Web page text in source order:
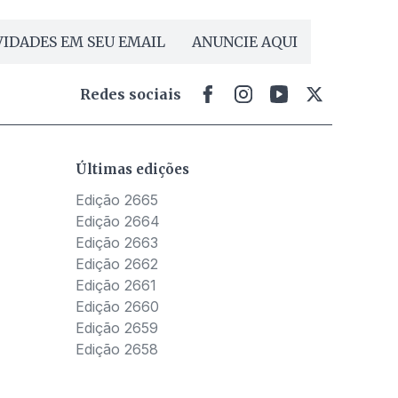
EM SEU EMAIL ANUNCIE AQUI
Redes sociais
Últimas edições
Edição 2665
Edição 2664
Edição 2663
Edição 2662
Edição 2661
Edição 2660
Edição 2659
Edição 2658